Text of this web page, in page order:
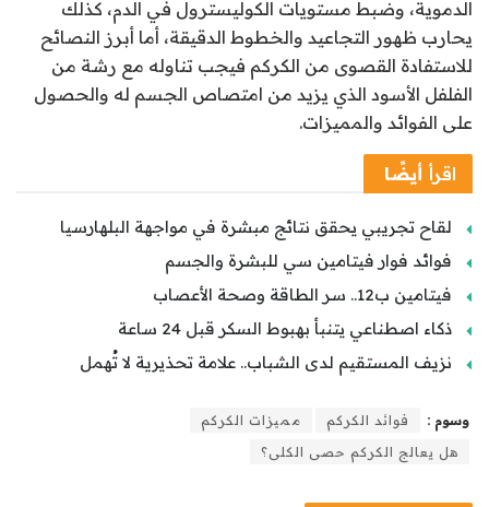
الدموية، وضبط مستويات الكوليسترول في الدم، كذلك
يحارب ظهور التجاعيد والخطوط الدقيقة، أما أبرز النصائح
للاستفادة القصوى من الكركم فيجب تناوله مع رشة من
الفلفل الأسود الذي يزيد من امتصاص الجسم له والحصول
على الفوائد والمميزات.
اقرأ أيضًا
لقاح تجريبي يحقق نتائج مبشرة في مواجهة البلهارسيا
فوائد فوار فيتامين سي للبشرة والجسم
فيتامين ب12.. سر الطاقة وصحة الأعصاب
ذكاء اصطناعي يتنبأ بهبوط السكر قبل 24 ساعة
نزيف المستقيم لدى الشباب.. علامة تحذيرية لا تُهمل
وسوم : فوائد الكركم
مميزات الكركم
هل يعالج الكركم حصى الكلى؟